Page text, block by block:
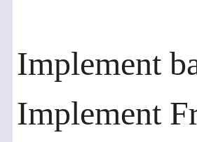
Implement
Implement